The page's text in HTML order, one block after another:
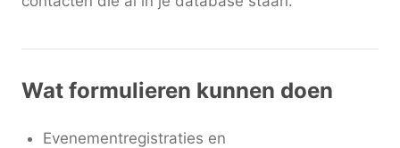
Wat formulieren kunnen doen
Evenementregistraties en